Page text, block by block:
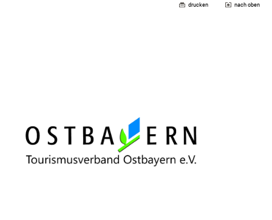
drucken nach oben